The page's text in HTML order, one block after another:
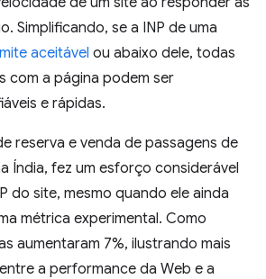
Simplificando, se a INP de uma
aceitável ou abaixo dele, todas
com a página podem ser
e rápidas.
reserva e venda de passagens de
Índia, fez um esforço considerável
do site, mesmo quando ele ainda
métrica experimental. Como
aumentaram 7%, ilustrando mais
a performance da Web e a